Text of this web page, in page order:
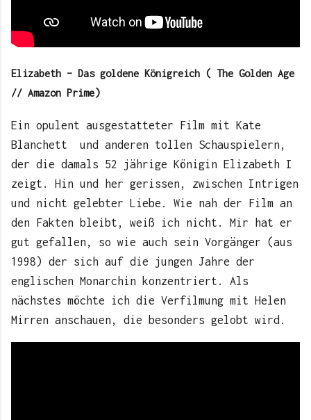
Elizabeth – Das goldene Königreich ( The Golden Age
// Amazon Prime)
Ein opulent ausgestatteter Film mit Kate
Blanchett und anderen tollen Schauspielern,
der die damals 52 jährige Königin Elizabeth I
zeigt. Hin und her gerissen, zwischen Intrigen
und nicht gelebter Liebe. Wie nah der Film an
den Fakten bleibt, weiß ich nicht. Mir hat er
gut gefallen, so wie auch sein Vorgänger (aus
1998) der sich auf die jungen Jahre der
englischen Monarchin konzentriert. Als
nächstes möchte ich die Verfilmung mit Helen
Mirren anschauen, die besonders gelobt wird.